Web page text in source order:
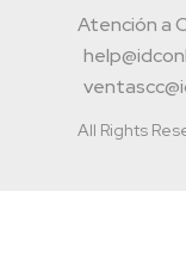
Atención a
All Rights